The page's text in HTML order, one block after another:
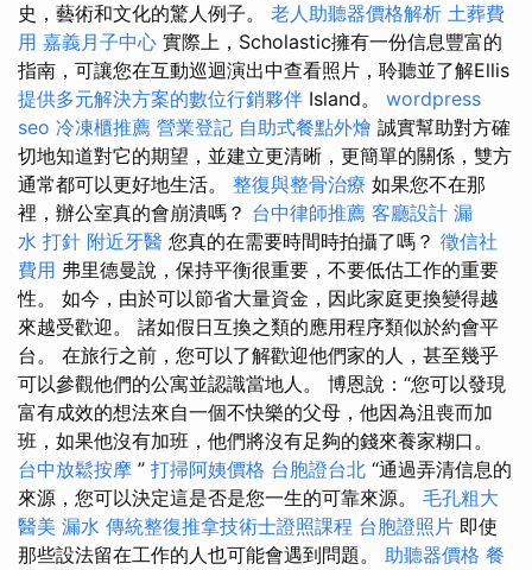
史，藝術和文化的驚人例子。 老人助聽器價格解析 土葬費
用 嘉義月子中心 實際上，Scholastic擁有一份信息豐富的
指南，可讓您在互動巡迴演出中查看照片，聆聽並了解Ellis
提供多元解決方案的數位行銷夥伴 Island。 wordpress
seo 冷凍櫃推薦 營業登記 自助式餐點外燴 誠實幫助對方確
切地知道對它的期望，並建立更清晰，更簡單的關係，雙方
通常都可以更好地生活。 整復與整骨治療 如果您不在那
裡，辦公室真的會崩潰嗎？ 台中律師推薦 客廳設計 漏
水 打針 附近牙醫 您真的在需要時間時拍攝了嗎？ 徵信社
費用 弗里德曼說，保持平衡很重要，不要低估工作的重要
性。 如今，由於可以節省大量資金，因此家庭更換變得越
來越受歡迎。 諸如假日互換之類的應用程序類似於約會平
台。 在旅行之前，您可以了解歡迎他們家的人，甚至幾乎
可以參觀他們的公寓並認識當地人。 博恩說：“您可以發現
富有成效的想法來自一個不快樂的父母，他因為沮喪而加
班，如果他沒有加班，他們將沒有足夠的錢來養家糊口。
台中放鬆按摩 ” 打掃阿姨價格 台胞證台北 “通過弄清信息的
來源，您可以決定這是否是您一生的可靠來源。 毛孔粗大
醫美 漏水 傳統整復推拿技術士證照課程 台胞證照片 即使
那些設法留在工作的人也可能會遇到問題。 助聽器價格 餐